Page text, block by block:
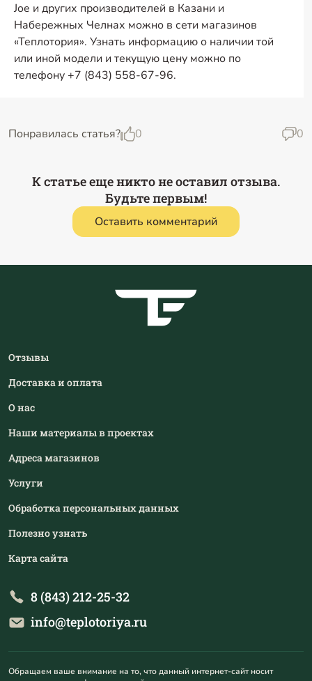
Joe и других производителей в Казани и
Набережных Челнах можно в сети магазинов
«Теплотория». Узнать информацию о наличии той
или иной модели и текущую цену можно по
телефону+7 (843) 558-67-96.
Понравилась статья? 0 0
К статье еще никто не оставил отзыва.
Будьте первым!
Оставить комментарий
Отзывы
Доставка и оплата
О нас
Наши материалы в проектах
Адреса магазинов
Услуги
Обработка персональных данных
Полезно узнать
Карта сайта
8 (843) 212-25-32
info@teplotoriya.ru
Обращаем ваше внимание на то, что данный интернет-сайт носит